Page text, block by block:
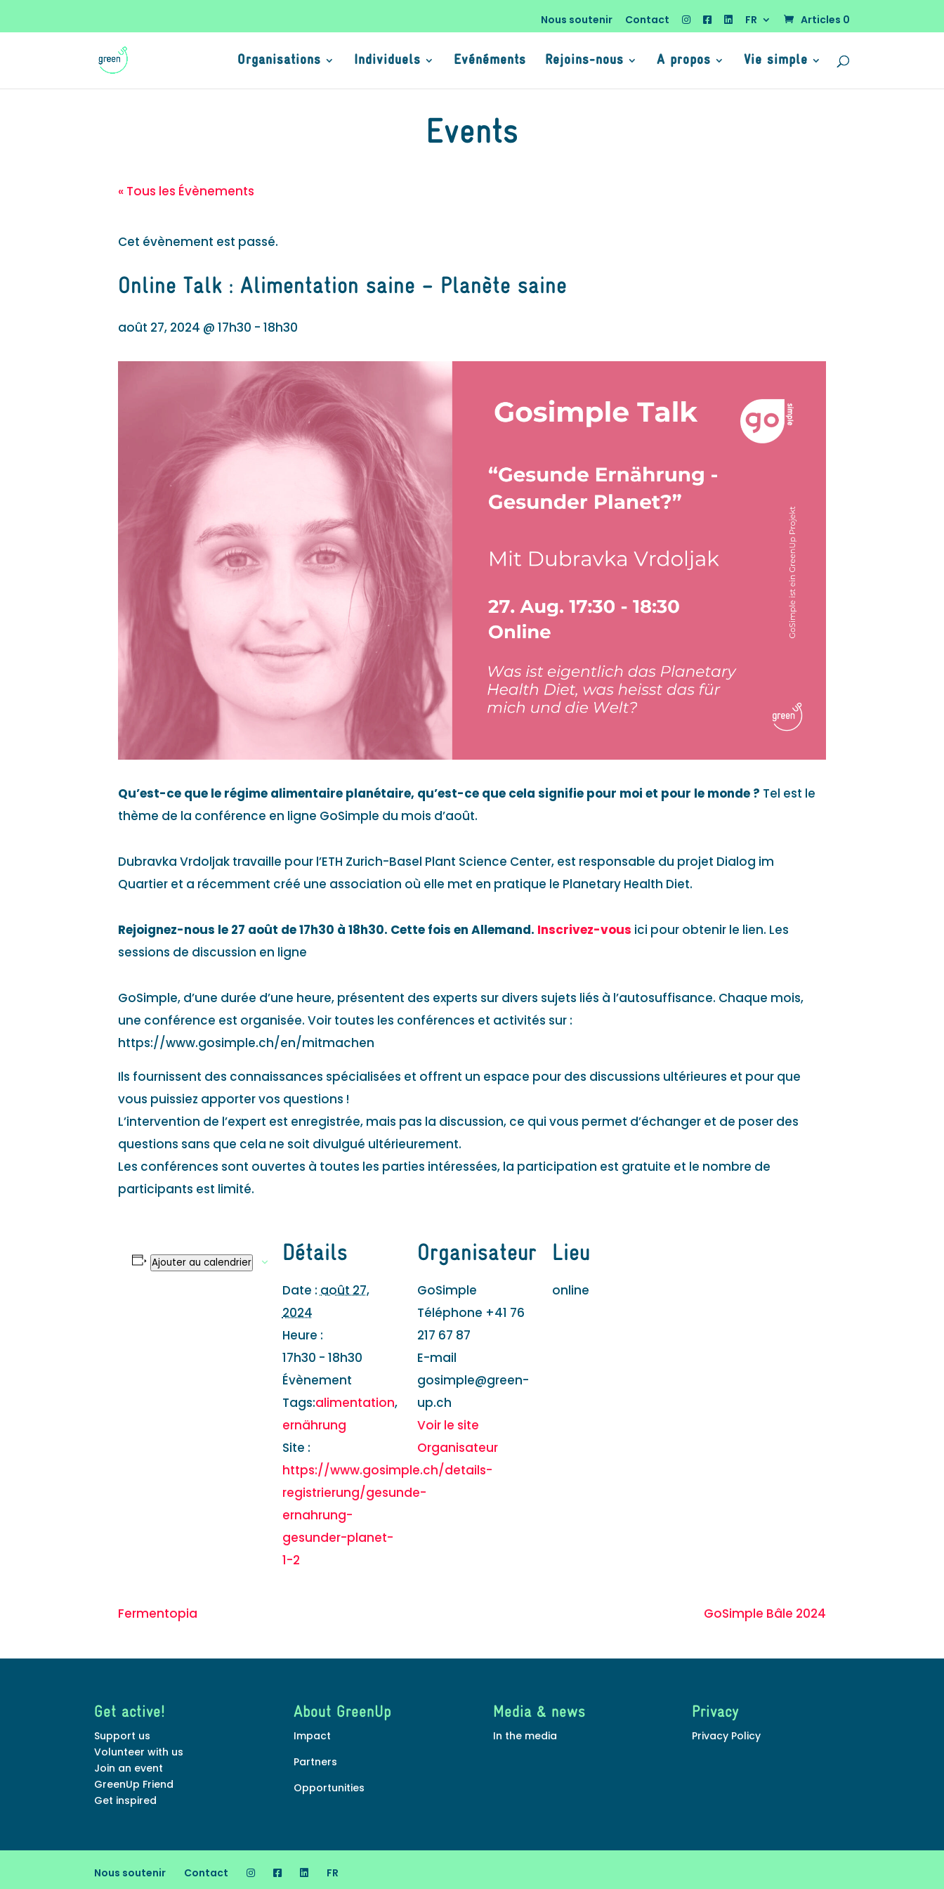
Nous soutenir Contact FR Articles 0
Organisations Individuels Evénéments Rejoins-nous A propos Vie simple
Events
« Tous les Évènements
Cet évènement est passé.
Online Talk : Alimentation saine – Planète saine
août 27, 2024 @ 17h30 - 18h30
Qu’est-ce que le régime alimentaire planétaire, qu’est-ce que cela signifie pour moi et pour le monde ? Tel est le
thème de la conférence en ligne GoSimple du mois d’août.
Dubravka Vrdoljak travaille pour l’ETH Zurich-Basel Plant Science Center, est responsable du projet Dialog im
Quartier et a récemment créé une association où elle met en pratique le Planetary Health Diet.
Rejoignez-nous le 27 août de 17h30 à 18h30. Cette fois en Allemand. Inscrivez-vous ici pour obtenir le lien. Les
sessions de discussion en ligne
GoSimple, d’une durée d’une heure, présentent des experts sur divers sujets liés à l’autosuffisance. Chaque mois,
une conférence est organisée. Voir toutes les conférences et activités sur :
https://www.gosimple.ch/en/mitmachen
Ils fournissent des connaissances spécialisées et offrent un espace pour des discussions ultérieures et pour que
vous puissiez apporter vos questions !
L’intervention de l’expert est enregistrée, mais pas la discussion, ce qui vous permet d’échanger et de poser des
questions sans que cela ne soit divulgué ultérieurement.
Les conférences sont ouvertes à toutes les parties intéressées, la participation est gratuite et le nombre de
participants est limité.
Ajouter au calendrier Détails
Date :août 27,
2024
Heure :
17h30 - 18h30
Évènement
Tags:alimentation,
ernährung
Site :
https://www.gosimple.ch/details-
registrierung/gesunde-
ernahrung-
gesunder-planet-
1-2
Organisateur
GoSimple
Téléphone +41 76
217 67 87
E-mail
gosimple@green-
up.ch
Voir le site
Organisateur
Lieu
online
Fermentopia GoSimple Bâle 2024
Get active!
Support us
Volunteer with us
Join an event
GreenUp Friend
Get inspired
About GreenUp
Impact
Partners
Opportunities
Media & news
In the media
Privacy
Privacy Policy
Nous soutenir Contact FR